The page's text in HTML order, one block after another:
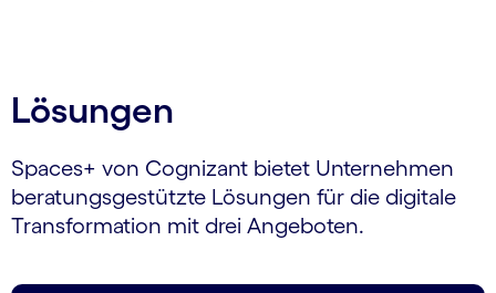
Lösungen
Spaces+ von Cognizant bietet Unternehmen
beratungsgestützte Lösungen für die digitale
Transformation mit drei Angeboten.